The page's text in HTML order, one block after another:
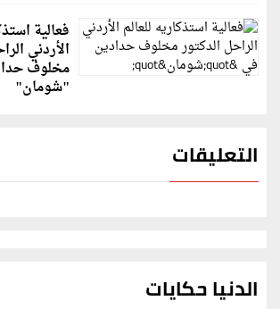
فعالية
الأردني
مخلوف
"شومان"
التعليقات
الدنيا حكايات